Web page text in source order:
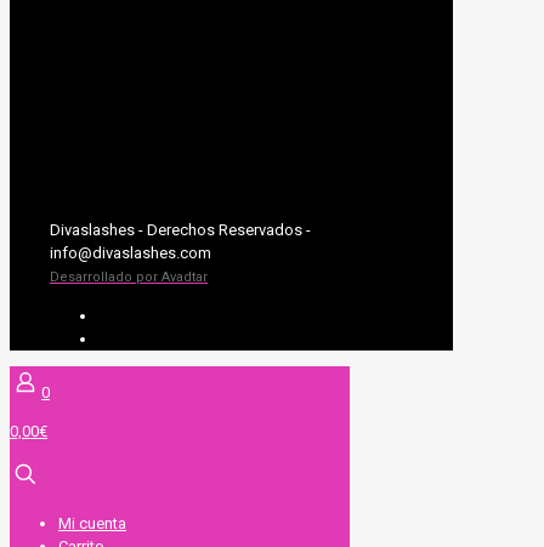
Divaslashes - Derechos Reservados -
info@divaslashes.com
Desarrollado por Avadtar
0
0,00€
Mi cuenta